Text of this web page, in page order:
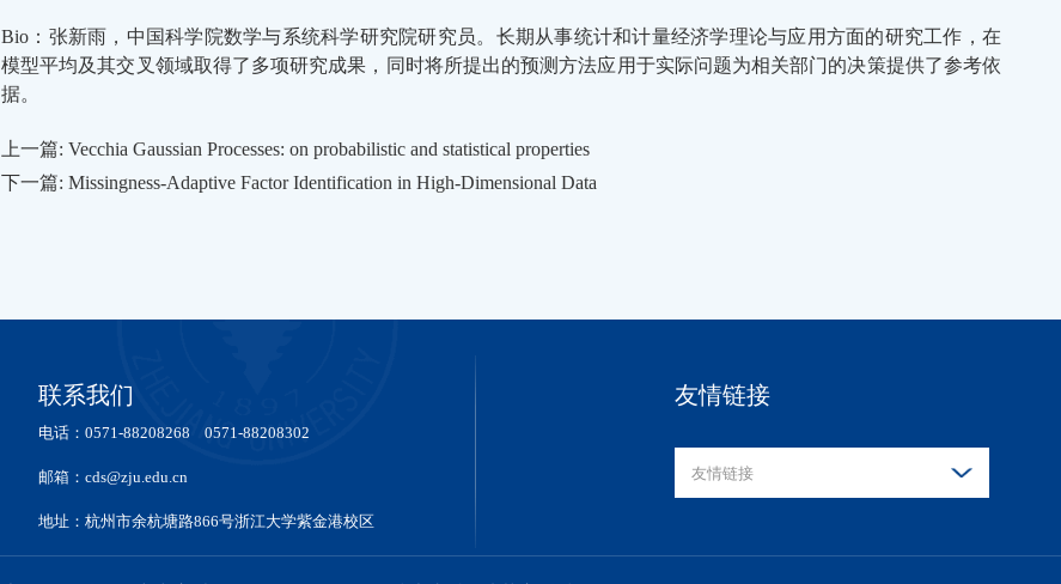
Bio：张新雨，中国科学院数学与系统科学研究院研究员。长期从事统计和计量经济学理论与应用方面的研究工作，在
模型平均及其交叉领域取得了多项研究成果，同时将所提出的预测方法应用于实际问题为相关部门的决策提供了参考依
据。
上一篇: Vecchia Gaussian Processes: on probabilistic and statistical properties
下一篇: Missingness-Adaptive Factor Identification in High-Dimensional Data
联系我们
电话：0571-88208268 0571-88208302
邮箱：cds@zju.edu.cn
地址：杭州市余杭塘路866号浙江大学紫金港校区
友情链接
友情链接